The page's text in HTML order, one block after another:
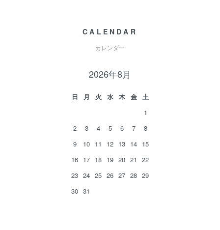
CALENDAR
カレンダー
2026年8月
日 月 火 水 木 金
土
1
2
3 4 5 6 7
8
9
10 11 12 13 14 15
16 17 18 19 20 21
22
23 24 25 26 27 28 29
30 31